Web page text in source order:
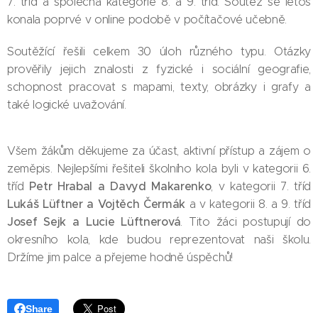
konala poprvé v online podobě v počítačové učebně.
Soutěžící řešili celkem 30 úloh různého typu. Otázky
prověřily jejich znalosti z fyzické i sociální geografie,
schopnost pracovat s mapami, texty, obrázky i grafy a
také logické uvažování.
Všem žákům děkujeme za účast, aktivní přístup a zájem o
zeměpis. Nejlepšími řešiteli školního kola byli v kategorii 6.
tříd Petr Hrabal a Davyd Makarenko, v kategorii 7. tříd
Lukáš Lüftner a Vojtěch Čermák a v kategorii 8. a 9. tříd
Josef Sejk a Lucie Lüftnerová. Tito žáci postupují do
okresního kola, kde budou reprezentovat naši školu.
Držíme jim palce a přejeme hodně úspěchů!
Share